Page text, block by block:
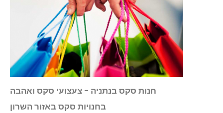
חנות סקס בנתניה - צעצועי סקס ואהבה
בחנויות סקס באזור השרון